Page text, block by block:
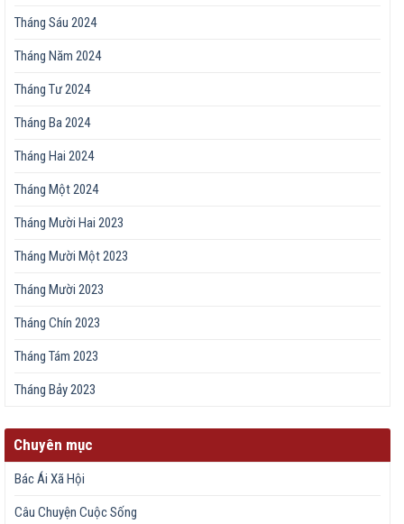
Tháng Sáu 2024
Tháng Năm 2024
Tháng Tư 2024
Tháng Ba 2024
Tháng Hai 2024
Tháng Một 2024
Tháng Mười Hai 2023
Tháng Mười Một 2023
Tháng Mười 2023
Tháng Chín 2023
Tháng Tám 2023
Tháng Bảy 2023
Chuyên mục
Bác Ái Xã Hội
Câu Chuyện Cuộc Sống